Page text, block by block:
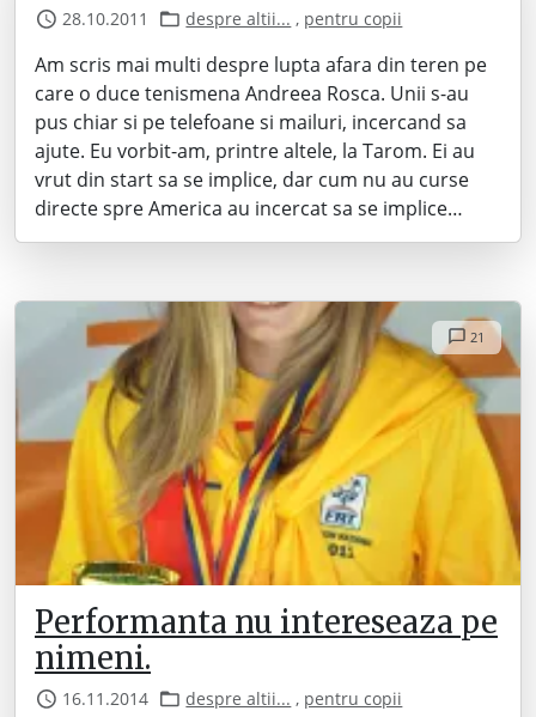
28.10.2011 despre altii... , pentru copii
Am scris mai multi despre lupta afara din teren pe
care o duce tenismena Andreea Rosca. Unii s-au
pus chiar si pe telefoane si mailuri, incercand sa
ajute. Eu vorbit-am, printre altele, la Tarom. Ei au
vrut din start sa se implice, dar cum nu au curse
directe spre America au incercat sa se implice…
21
Performanta nu intereseaza pe
nimeni.
16.11.2014 despre altii... , pentru copii